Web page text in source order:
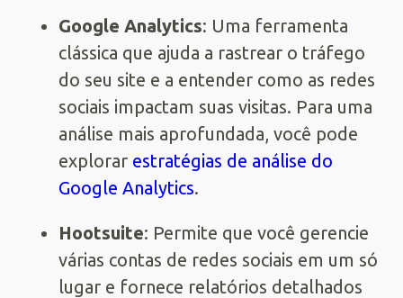
Google Analytics: Uma ferramenta
clássica que ajuda a rastrear o tráfego
do seu site e a entender como as redes
sociais impactam suas visitas. Para uma
análise mais aprofundada, você pode
explorar estratégias de análise do
Google Analytics.
Hootsuite: Permite que você gerencie
várias contas de redes sociais em um só
lugar e fornece relatórios detalhados